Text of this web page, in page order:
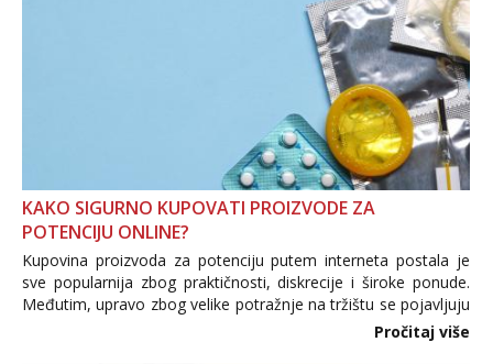
KAKO SIGURNO KUPOVATI PROIZVODE ZA
POTENCIJU ONLINE?
Kupovina proizvoda za potenciju putem interneta postala je
sve popularnija zbog praktičnosti, diskrecije i široke ponude.
Međutim, upravo zbog velike potražnje na tržištu se pojavljuju
i brojni krivotvoreni proizvodi, nepouzdane internetske
Pročitaj više